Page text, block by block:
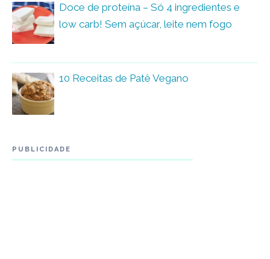
Doce de proteína – Só 4 ingredientes e
low carb! Sem açúcar, leite nem fogo
10 Receitas de Patê Vegano
PUBLICIDADE